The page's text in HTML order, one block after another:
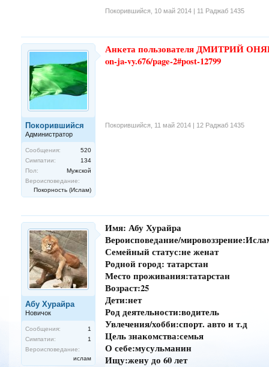
Покорившийся 10 май 2014 | 11 Раджаб 1435
Покорившийся
Администратор
Сообщения:
520
Симпатии:
134
Пол:
Мужской
Вероисповедание:
Покорность (Ислам)
Анкета пользователя ДМИТРИЙ
on-ja-vy.676/page-2#post-12799
Покорившийся 11 май 2014 | 12 Раджаб 1435
Абу Хурайра
Новичок
Сообщения:
1
Симпатии:
1
Вероисповедание:
ислам
Имя: Абу Хурайра
Вероисповедание/
Семейный статус:не женат
Родной город: татарстан
Место проживания:татарстан
Возраст:25
Дети:нет
Род деятельности:водитель
Увлечения/хобби:спорт. авто и т.д
Цель знакомства:семья
О себе:мусульманин
Ищу:жену до 60 лет